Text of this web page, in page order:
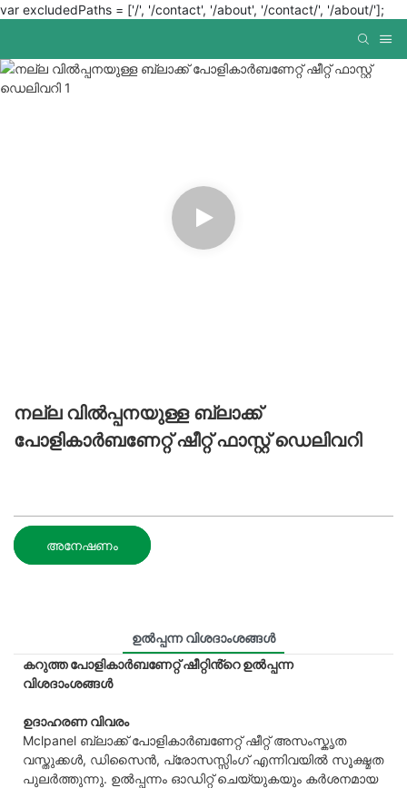
var excludedPaths = ['/', '/contact', '/about', '/contact/', '/about/'];
നല്ല വിൽപ്പനയുള്ള ബ്ലാക്ക്
പോളികാർബണേറ്റ് ഷീറ്റ് ഫാസ്റ്റ് ഡെലിവറി
അനേഷണം
ഉൽപ്പന്ന വിശദാംശങ്ങൾ
കറുത്ത പോളികാർബണേറ്റ് ഷീറ്റിൻ്റെ ഉൽപ്പന്ന
വിശദാംശങ്ങൾ
ഉദാഹരണ വിവരം
Mclpanel ബ്ലാക്ക് പോളികാർബണേറ്റ് ഷീറ്റ് അസംസ്കൃത
വസ്തുക്കൾ, ഡിസൈൻ, പ്രോസസ്സിംഗ് എന്നിവയിൽ സൂക്ഷ്മത
പുലർത്തുന്നു. ഉൽപ്പന്നം ഓഡിറ്റ് ചെയ്യുകയും കർശനമായ